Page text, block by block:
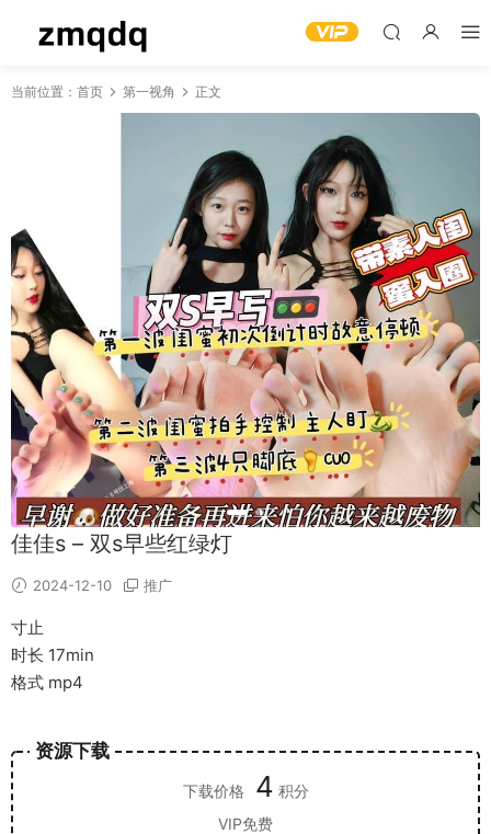
当前位置： 首页 第一视角 正文
佳佳s – 双s早些红绿灯
2024-12-10 推广
寸止
时长 17min
格式 mp4
资源下载
下载价格 4 积分
VIP免费